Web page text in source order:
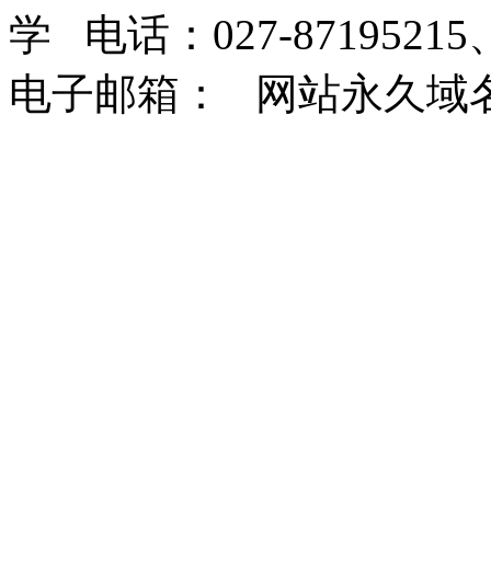
学 电话：027-87195215
电子邮箱： 网站永久域